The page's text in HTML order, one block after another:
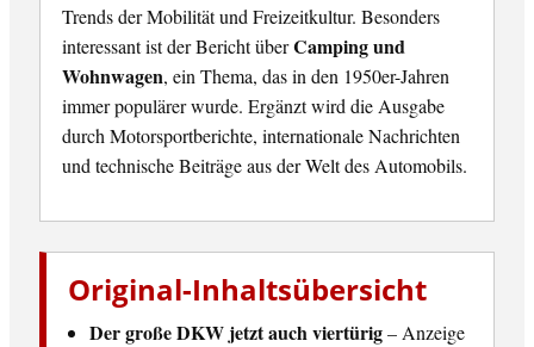
Trends der Mobilität und Freizeitkultur. Besonders
interessant ist der Bericht überCamping und
Wohnwagen, ein Thema, das in den 1950er-Jahren
immer populärer wurde. Ergänzt wird die Ausgabe
durch Motorsportberichte, internationale Nachrichten
und technische Beiträge aus der Welt des Automobils.
Original-Inhaltsübersicht
Der große DKW jetzt auch viertürig– Anzeige